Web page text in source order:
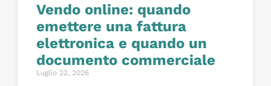
Vendo online: quando
emettere una fattura
elettronica e quando un
documento commerciale
Luglio 22, 2026